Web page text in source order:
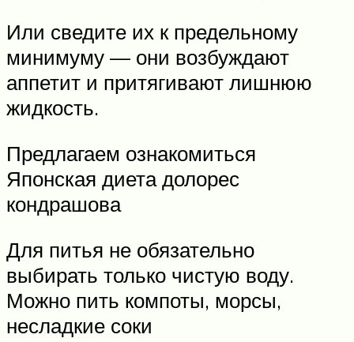
Или сведите их к предельному
минимуму — они возбуждают
аппетит и притягивают лишнюю
жидкость.
Предлагаем ознакомиться
Японская диета долорес
кондрашова
Для питья не обязательно
выбирать только чистую воду.
Можно пить компоты, морсы,
несладкие соки